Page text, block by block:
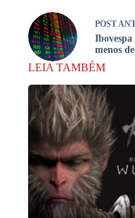
POST
menos
LEIA TAMBÉM